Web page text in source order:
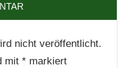
nicht veröffentlicht.
mit *markiert